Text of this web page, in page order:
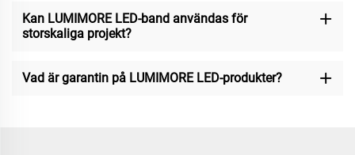
Kan LUMIMORE LED-band användas för
storskaliga projekt?
Vad är garantin på LUMIMORE LED-produkter?